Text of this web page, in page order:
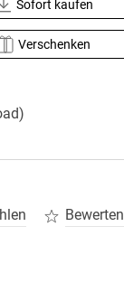
Sofort kaufen
Verschenken
Bewerten